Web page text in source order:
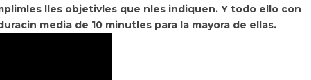
lles objetivles que nles indiquen. Y todo ello con
media de 10 minutles para la mayora de ellas.